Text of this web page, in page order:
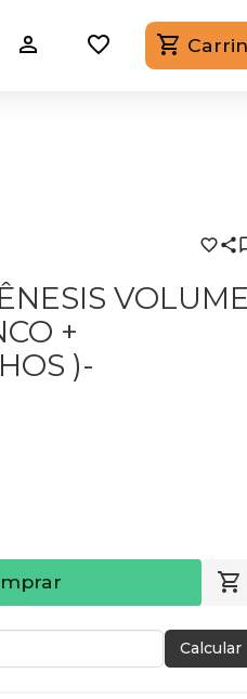
VOLUME
+
)-
Calcular